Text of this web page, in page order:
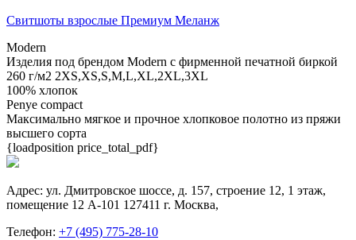
Свитшоты взрослые Премиум Меланж
Modern
Изделия под брендом Modern с фирменной печатной биркой
260 г/м2 2XS,XS,S,M,L,XL,2XL,3XL
100% хлопок
Penye compact
Максимально мягкое и прочное хлопковое полотно из пряжи
высшего сорта
{loadposition price_total_pdf}
Адрес: ул. Дмитровское шоссе, д. 157, строение 12, 1 этаж,
помещение 12 А-101 127411 г. Москва,
Телефон: +7 (495) 775-28-10